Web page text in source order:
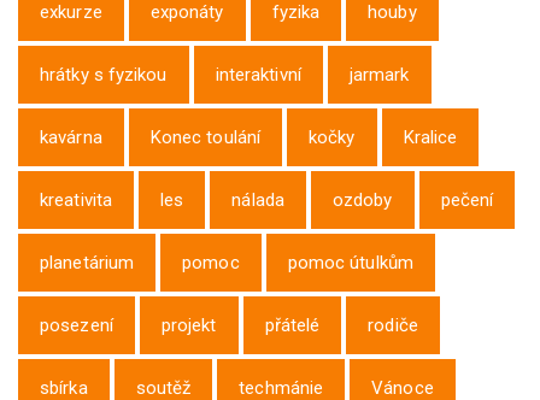
exkurze exponáty fyzika houby
hrátky s fyzikou interaktivní jarmark
kavárna Konec toulání kočky Kralice
kreativita les nálada ozdoby pečení
planetárium pomoc pomoc útulkům
posezení projekt přátelé rodiče
sbírka soutěž techmánie Vánoce